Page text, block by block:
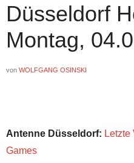
Düsseldorf
Montag,
von WOLFGANG OSINSKI
Antenne Düsseldorf: Letzte
Games